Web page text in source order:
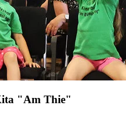
"Am Thie"